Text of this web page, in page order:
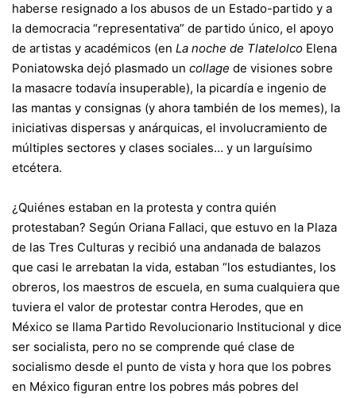
haberse resignado a los abusos de un Estado-partido y a
la democracia “representativa” de partido único, el apoyo
de artistas y académicos (en La noche de Tlatelolco Elena
Poniatowska dejó plasmado un collage de visiones sobre
la masacre todavía insuperable), la picardía e ingenio de
las mantas y consignas (y ahora también de los memes), la
iniciativas dispersas y anárquicas, el involucramiento de
múltiples sectores y clases sociales… y un larguísimo
etcétera.
¿Quiénes estaban en la protesta y contra quién
protestaban? Según Oriana Fallaci, que estuvo en la Plaza
de las Tres Culturas y recibió una andanada de balazos
que casi le arrebatan la vida, estaban “los estudiantes, los
obreros, los maestros de escuela, en suma cualquiera que
tuviera el valor de protestar contra Herodes, que en
México se llama Partido Revolucionario Institucional y dice
ser socialista, pero no se comprende qué clase de
socialismo desde el punto de vista y hora que los pobres
en México figuran entre los pobres más pobres del